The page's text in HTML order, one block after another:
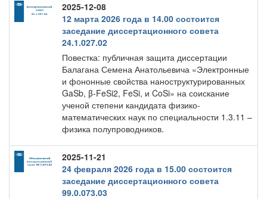
2025-12-08
12 марта 2026 года в 14.00 состоится
заседание диссертационного совета
24.1.027.02
Повестка: публичная защита диссертации
Балагана Семена Анатольевича «Электронные
и фононные свойства наноструктурированных
GaSb, β-FeSi2, FeSi, и CoSi» на соискание
ученой степени кандидата физико-
математических наук по специальности 1.3.11 –
физика полупроводников.
2025-11-21
24 февраля 2026 года в 15.00 состоится
заседание диссертационного совета
99.0.073.03